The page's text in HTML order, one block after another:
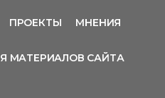
ПРОЕКТЫ МНЕНИЯ
МАТЕРИАЛОВ САЙТА